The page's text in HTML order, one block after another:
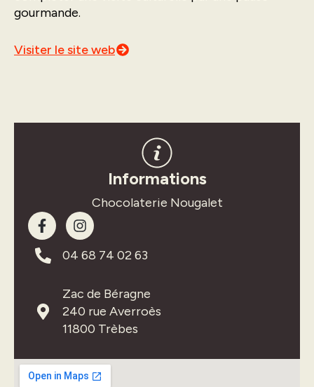
gourmande.
Visiter le site web
Informations
Chocolaterie Nougalet
04 68 74 02 63
Zac de Béragne
240 rue Averroès
11800 Trèbes